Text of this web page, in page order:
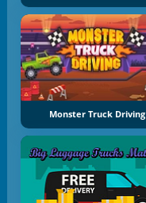
Monster Truck Driving